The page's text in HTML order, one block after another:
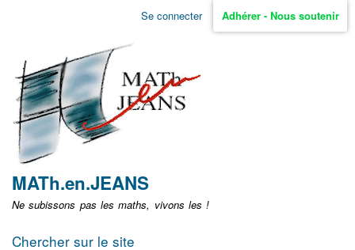
Aller
non
identifié
Se connecter Adhérer - Nous soutenir
MATh.en.JEANS
Ne subissons pas les maths, vivons les !
Chercher sur le site